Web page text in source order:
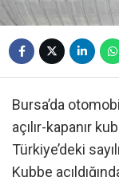
Bursa’da
açılır-kapanır
Türkiye’deki
Kubbe